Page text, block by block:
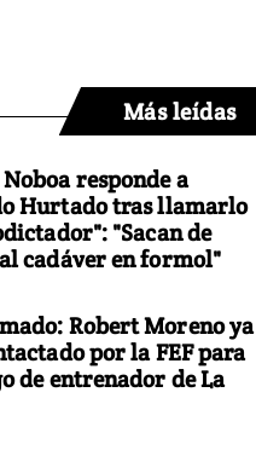
Más leídas
responde a
Hurtado tras llamarlo
"Sacan de
cadáver en formol"
Robert Moreno ya
por la FEF para
de entrenador de La